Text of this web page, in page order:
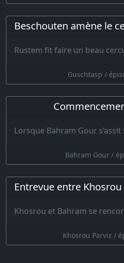
Guschtasp /
Bahram Gour /
Khosrou Parviz /